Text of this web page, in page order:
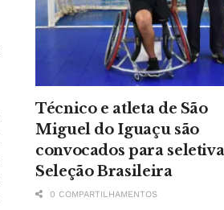
Técnico e atleta de São
Miguel do Iguaçu são
convocados para
Seleção Brasileira
0 COMPARTILHAMENTOS